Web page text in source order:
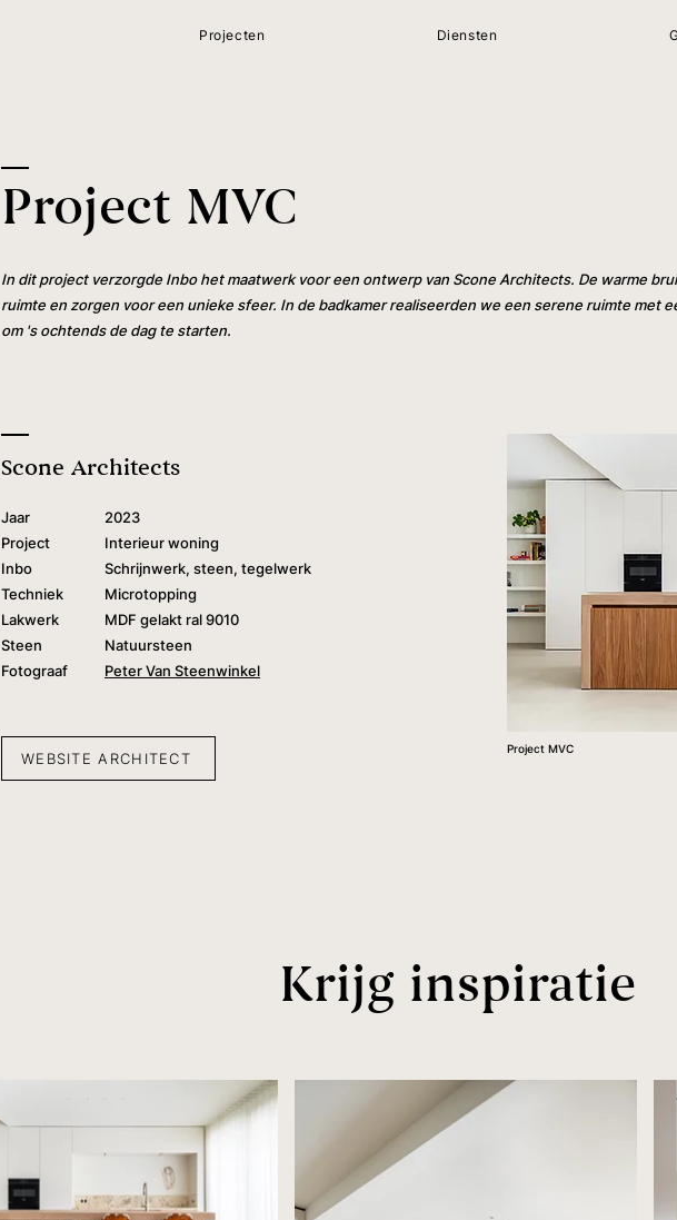
Project MVC
In dit project verzorgde Inbo het maatwerk voor een ontwerp van Scone Architects. De warme
ruimte en zorgen voor een unieke sfeer. In de badkamer realiseerden we een serene ruimte met
om 's ochtends de dag te starten.
Projecten Diensten
Scone Architects
Jaar
Project
Inbo
Techniek
Lakwerk
Steen
Fotograaf
2023
Interieur woning
Schrijnwerk, steen, tegelwerk
Microtopping
MDF gelakt ral 9010
Natuursteen
Peter Van Steenwinkel
WEBSITE ARCHITECT
Project MVC
Krijg inspiratie